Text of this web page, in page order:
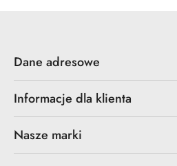
Dane adresowe
Informacje dla klienta
Nasze marki